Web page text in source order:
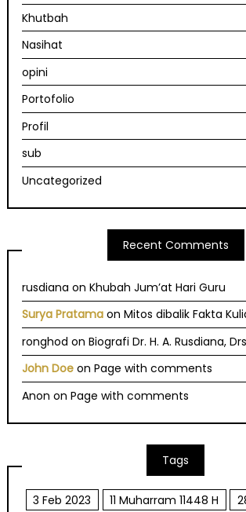
Khutbah
Nasihat
opini
Portofolio
Profil
sub
Uncategorized
Recent Comments
rusdiana onKhubah Jum’at Hari Guru
Surya Pratama onMitos dibalik Fakta
ronghod onBiografi Dr. H. A. Rusdiana,
John Doe onPage with comments
Anon onPage with comments
Tags
3 Feb 2023 11 Muharram 11448 H